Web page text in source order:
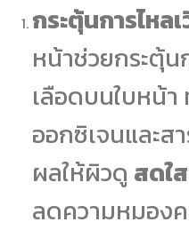
กระตุ้นการไหล
หน้าช่วยกระตุ้น
เลือดบนใบหน้า
ออกซิเจนและส
ผลให้ผิวดู สดใ
ลดความหมอง